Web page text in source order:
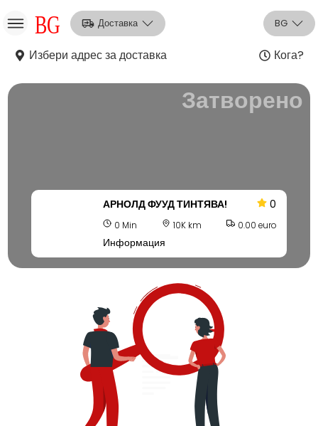
НО
Доставка BG
Избери адрес за доставка Кога?
Затворено
АРНОЛД ФУУД ТИНТЯВА! 0
0 Min 10K km 0.00 euro
Информация